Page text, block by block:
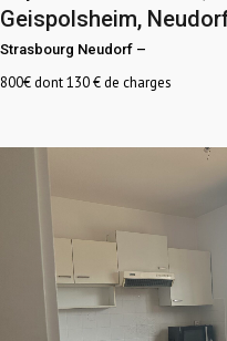
Geispolsheim,
Strasbourg Neudorf –
800€ dont 130 € de charges